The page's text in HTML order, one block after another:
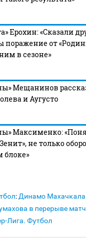
Ерохин: «Сказали
поражение от
в сезоне»
Мещанинов
и Аугусто
Максименко:
не только
блоке»
: Динамо Махачкала
в перерыве
Лига. Футбол